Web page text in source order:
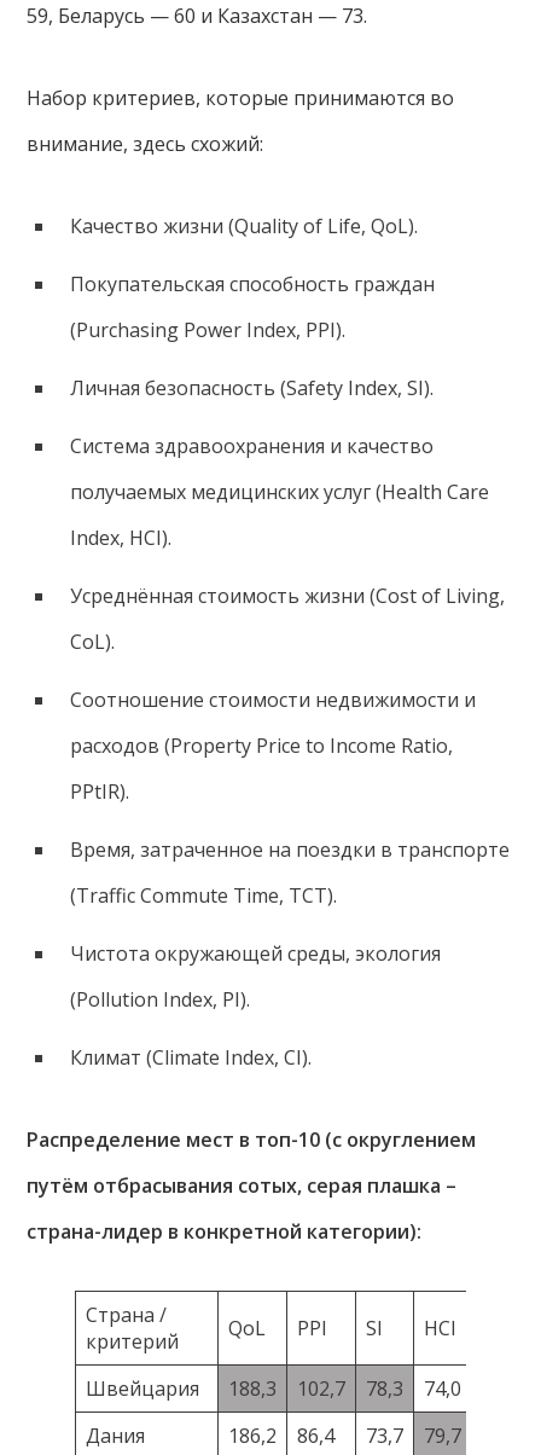
59, Беларусь — 60 и Казахстан — 73.
Набор критериев, которые принимаются во
внимание, здесь схожий:
Качество жизни (Quality of Life, QoL).
Покупательская способность граждан
(Purchasing Power Index, PPI).
Личная безопасность (Safety Index, SI).
Система здравоохранения и качество
получаемых медицинских услуг (Health Care
Index, HCI).
Усреднённая стоимость жизни (Cost of Living,
CoL).
Соотношение стоимости недвижимости и
расходов (Property Price to Income Ratio,
PPtIR).
Время, затраченное на поездки в транспорте
(Traffic Commute Time, TCT).
Чистота окружающей среды, экология
(Pollution Index, PI).
Климат (Climate Index, CI).
Распределение мест в топ-10 (с округлением
путём отбрасывания сотых, серая плашка –
страна-лидер в конкретной категории):
Страна /
критерий
QoL PPI SI HCI
Швейцария 188,3 102,7 78,3 74,0
Дания
186,2 86,4 73,7 79,7